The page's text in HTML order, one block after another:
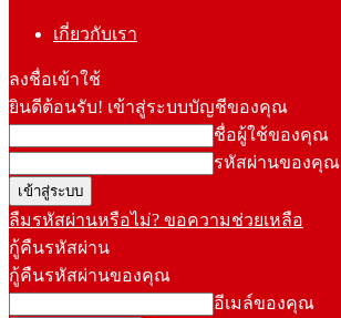
เกี่ยวกับเรา
ลงชื่อเข้าใช้
ยินดีต้อนรับ! เข้าสู่ระบบบัญชีของคุณ
ชื่อผู้ใช้ของคุณ
รหัสผ่านของคุณ
ลืมรหัสผ่านหรือไม่? ขอความช่วยเหลือ
กู้คืนรหัสผ่าน
กู้คืนรหัสผ่านของคุณ
อีเมล์ของคุณ